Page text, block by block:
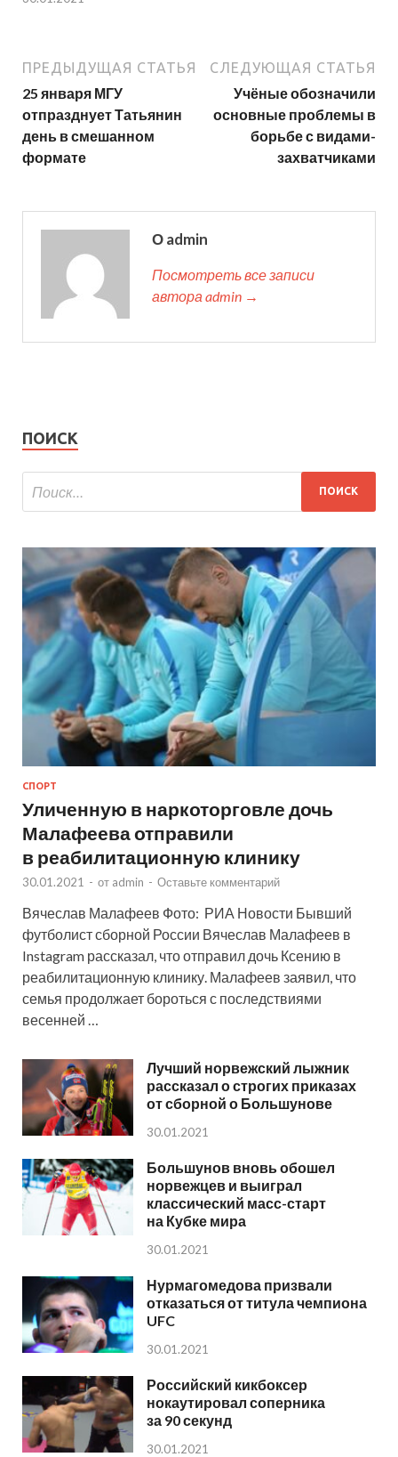
ПРЕДЫДУЩАЯ СТАТЬЯ
25 января МГУ
отпразднует Татьянин
день в смешанном
формате
СЛЕДУЮЩАЯ СТАТЬЯ
Учёные обозначили
основные проблемы в
борьбе с видами-
захватчиками
О admin
Посмотреть все записи
автора admin →
ПОИСК
СПОРТ
Уличенную в наркоторговле дочь
Малафеева отправили
в реабилитационную клинику
30.01.2021 - от admin - Оставьте комментарий
Вячеслав Малафеев Фото: РИА Новости Бывший
футболист сборной России Вячеслав Малафеев в
Instagram рассказал, что отправил дочь Ксению в
реабилитационную клинику. Малафеев заявил, что
семья продолжает бороться с последствиями
весенней …
Лучший норвежский лыжник
рассказал о строгих приказах
от сборной о Большунове
30.01.2021
Большунов вновь обошел
норвежцев и выиграл
классический масс-старт
на Кубке мира
30.01.2021
Нурмагомедова призвали
отказаться от титула чемпиона
UFC
30.01.2021
Российский кикбоксер
нокаутировал соперника
за 90 секунд
30.01.2021